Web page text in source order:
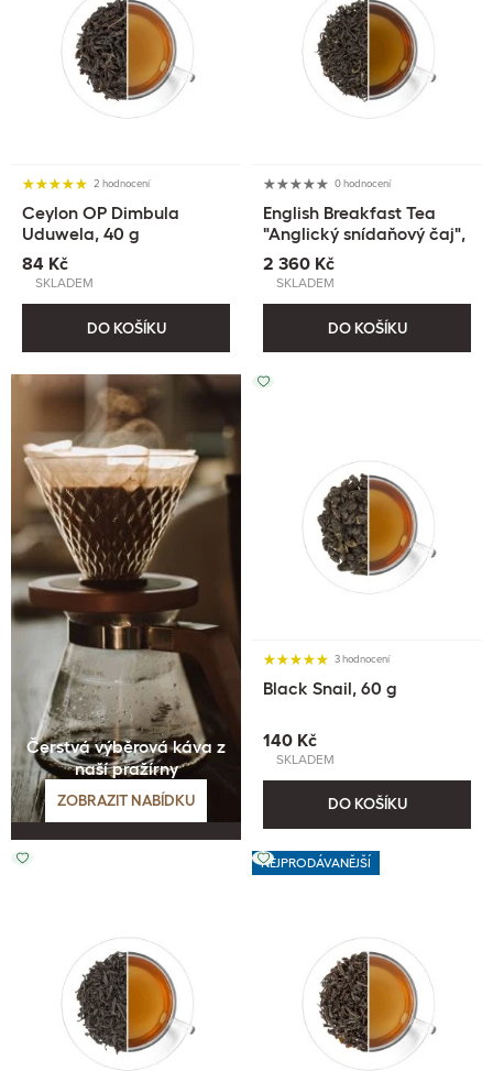
2 hodnocení
Ceylon OP Dimbula
Uduwela, 40 g
84 Kč
SKLADEM
DO KOŠÍKU
0 hodnocení
English Breakfast Tea
"Anglický snídaňový čaj",
1 kg
2 360 Kč
SKLADEM
DO KOŠÍKU
3 hodnocení
Black Snail, 60 g
140 Kč
SKLADEM
DO KOŠÍKU
NEJPRODÁVANĚJŠÍ
Čerstvá výběrová káva z
naší pražírny
ZOBRAZIT NABÍDKU